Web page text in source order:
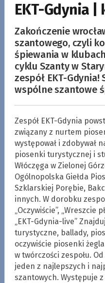
EKT-Gdynia |
Zakończenie
szantowego, czyli
śpiewania w
cyklu Szanty w
zespół EKT-Gdynia!
wspólne szantowe
Zespół EKT-Gdynia
związany z nurtem
występował i zdobywał
piosenki turystycznej i
Włóczęga w Zielonej
Ogólnopolska Giełda
Szklarskiej Porębie,
innych. W dorobku
„Oczywiście”, „Wreszcie
„EKT-Gdynia-live”
turystyczne, ballady,
oczywiście piosenki
w twórczości zespołu.
jeden z najlepszych i
szantowych. Występuje